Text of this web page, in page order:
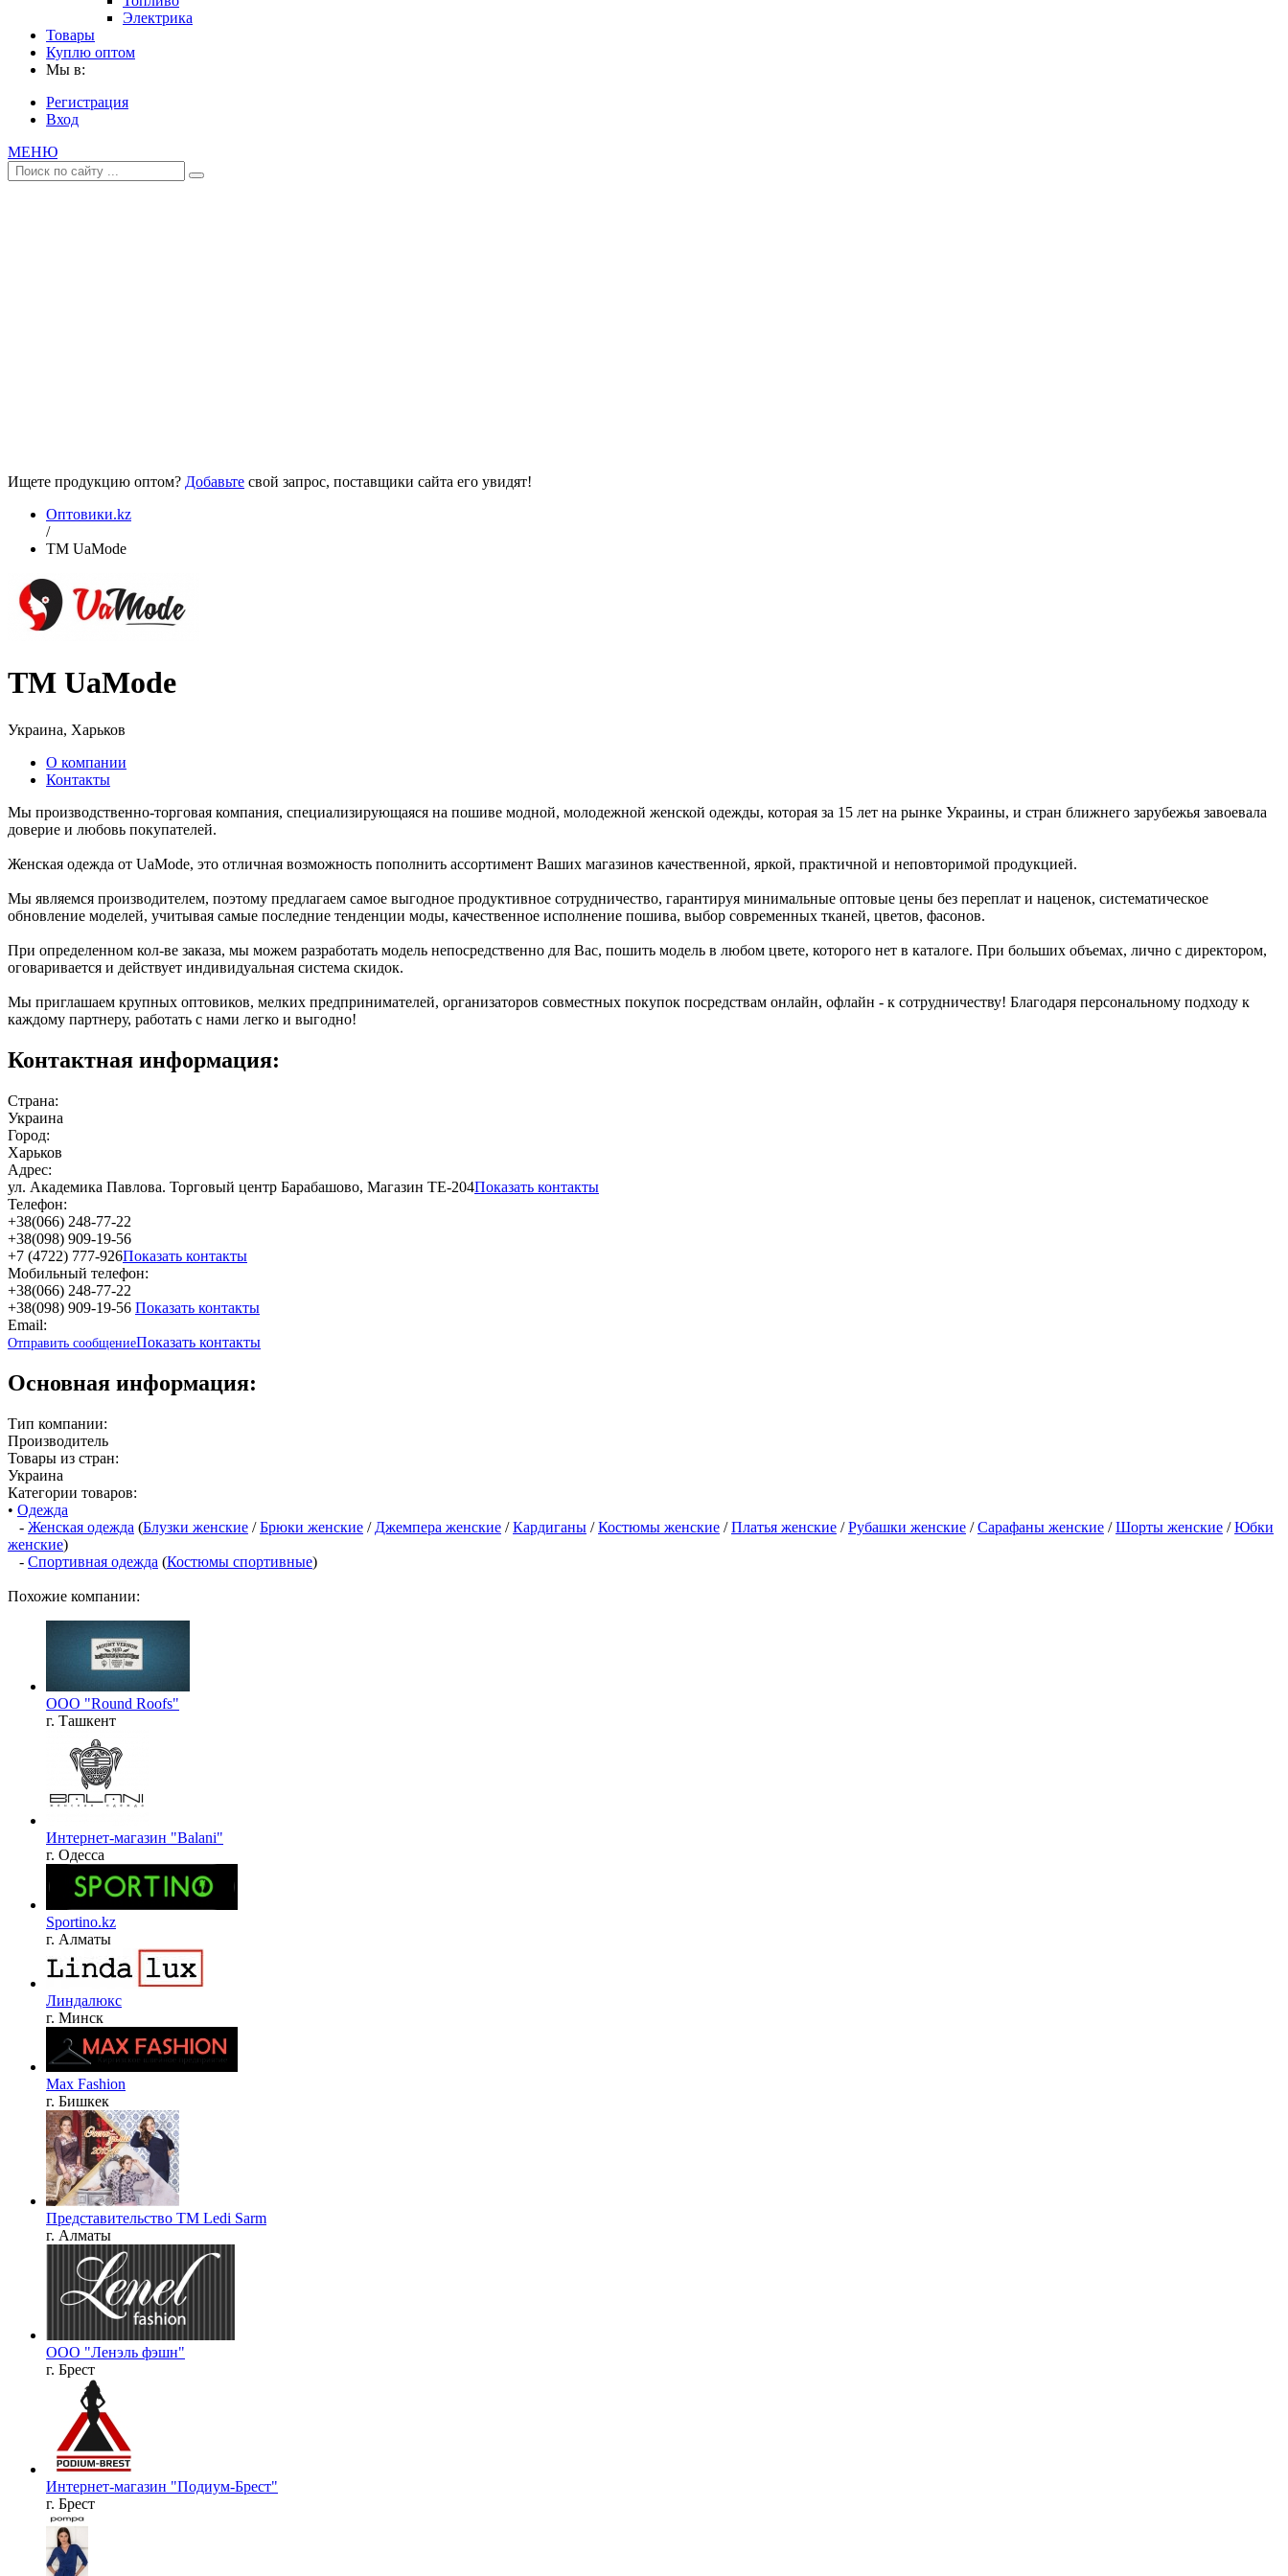
Электрика
Товары
Куплю оптом
Мы в:
Регистрация
Вход
МЕНЮ
Ищете продукцию оптом? Добавьте свой запрос, поставщики сайта его увидят!
Оптовики.kz
/
ТM UaMode
ТM UaMode
Украина, Харьков
О компании
Контакты
Мы производственно-торговая компания, специализирующаяся на пошиве модной, молодежной женской одежды, которая за 15 лет на рынке Украины, и стран ближнего зарубежья завоевала
доверие и любовь покупателей.
Женская одежда от UaMode, это отличная возможность пополнить ассортимент Ваших магазинов качественной, яркой, практичной и неповторимой продукцией.
Мы являемся производителем, поэтому предлагаем самое выгодное продуктивное сотрудничество, гарантируя минимальные оптовые цены без переплат и наценок, систематическое
обновление моделей, учитывая самые последние тенденции моды, качественное исполнение пошива, выбор современных тканей, цветов, фасонов.
При определенном кол-ве заказа, мы можем разработать модель непосредственно для Вас, пошить модель в любом цвете, которого нет в каталоге. При больших объемах, лично с директором,
оговаривается и действует индивидуальная система скидок.
Мы приглашаем крупных оптовиков, мелких предпринимателей, организаторов совместных покупок посредствам онлайн, офлайн - к сотрудничеству! Благодаря персональному подходу к
каждому партнеру, работать с нами легко и выгодно!
Контактная информация:
Страна:
Украина
Город:
Харьков
Адрес:
ул. Академика Павлова. Торговый центр Барабашово, Магазин ТЕ-204Показать контакты
Телефон:
+38(066) 248-77-22
+38(098) 909-19-56
+7 (4722) 777-926Показать контакты
Мобильный телефон:
+38(066) 248-77-22
+38(098) 909-19-56 Показать контакты
Email:
Отправить сообщениеПоказать контакты
Основная информация:
Тип компании:
Производитель
Товары из стран:
Украина
Категории товаров:
• Одежда
- Женская одежда (Блузки женские /Брюки женские / Джемпера женские /Кардиганы /Костюмы женские /Платья женские /Рубашки женские /Сарафаны женские /Шорты женские /Юбки
женские)
- Спортивная одежда (Костюмы спортивные)
Похожие компании:
OOO "Round Roofs"
г. Ташкент
Интернет-магазин "Balani"
г. Одесса
Sportino.kz
г. Алматы
Линдалюкс
г. Минск
Max Fashion
г. Бишкек
Представительство ТМ Ledi Sarm
г. Алматы
ООО "Ленэль фэшн"
г. Брест
Интернет-магазин "Подиум-Брест"
г. Брест